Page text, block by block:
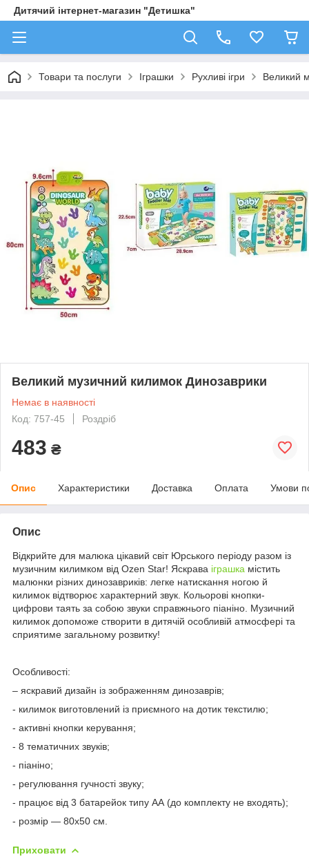
Дитячий інтернет-магазин "Детишка"
Товари та послуги Іграшки Рухливі ігри Великий
Великий музичний килимок Динозаврики
Немає в наявності
Код: 757-45
Роздріб
483 ₴
Опис Характеристики Доставка Оплата Умови
Опис
Відкрийте для малюка цікавий світ Юрського періоду разом із
музичним килимком від Ozen Star! Яскрава іграшка містить
малюнки різних динозавриків: легке натискання ногою й
килимок відтворює характерний звук. Кольорові кнопки-
цифрови таять за собою звуки справжнього піаніно. Музичний
килимок допоможе створити в дитячій особливій атмосфері та
сприятиме загальному розвитку!
Особливості:
– яскравий дизайн із зображенням динозаврів;
- килимок виготовлений із приємного на дотик текстилю;
- активні кнопки керування;
- 8 тематичних звуків;
- піаніно;
- регулювання гучності звуку;
- працює від 3 батарейок типу АА (до комплекту не входять);
- розмір — 80х50 см.
Приховати